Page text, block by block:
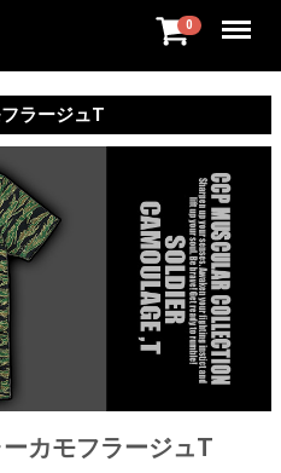
0 Menu
ラージュT
カモフラージュT